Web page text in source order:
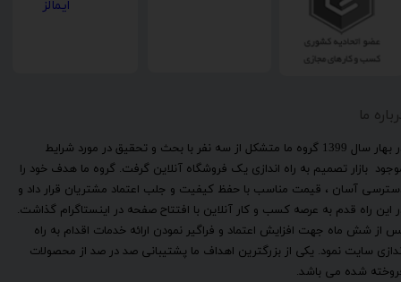
ما
​در بهار سال 1399 گروه ما متشکل از سه نفر با بحث و تحقیق در مورد شرایط
بازار تصمیم به راه اندازی یک فروشگاه آنلاین گرفت. گروه ما هدف خود را
آسان ، قیمت مناسب با حفظ کیفیت و جلب اعتماد مشتریان قرار داد و
این راه قدم به عرصه کسب و کار آنلاین با افتتاح صفحه در اینستاگرام گذاشت.
از شش ماه جهت افزایش اعتماد و فراگیر نمودن ارائه خدمات اقدام به راه
سایت نمود. یکی از بزرگترین اهداف ما پشتیبانی صد در صد از محصولات
شده می باشد.